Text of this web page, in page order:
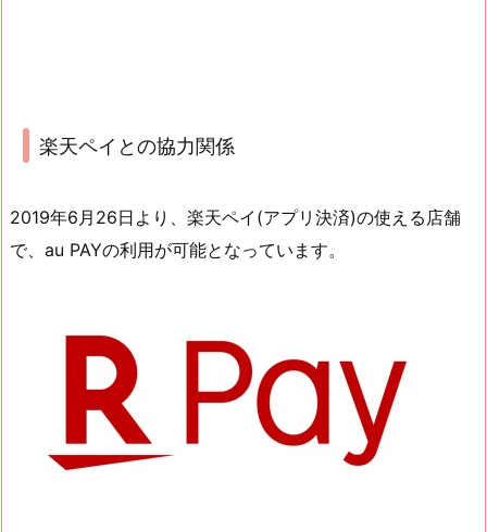
楽天ペイとの協力関係
2019年6月26日より、楽天ペイ(アプリ決済)の使える店舗
で、au PAYの利用が可能となっています。